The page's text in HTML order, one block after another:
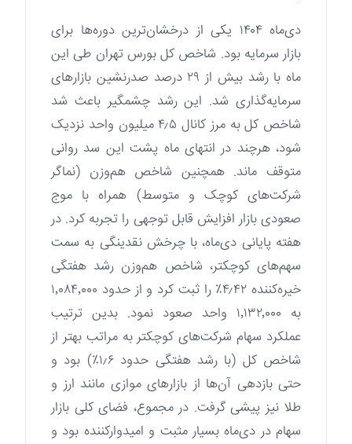
دی‌ماه ۱۴۰۴ یکی از درخشان‌ترین دوره‌ها برای
بازار سرمایه بود. شاخص کل بورس تهران طی این
ماه با رشد بیش از ۲۹ درصد صدرنشین بازارهای
سرمایه‌گذاری شد. این رشد چشمگیر باعث شد
شاخص کل به مرز کانال ۴٫۵ میلیون واحد نزدیک
شود، هرچند در انتهای ماه پشت این سد روانی
متوقف ماند. همچنین شاخص هم‌وزن (نماگر
شرکت‌های کوچک و متوسط) همراه با موج
صعودی بازار افزایش قابل توجهی را تجربه کرد. در
هفته پایانی دی‌ماه، با چرخش نقدینگی به سمت
سهم‌های کوچکتر، شاخص هم‌وزن رشد هفتگی
خیره‌کننده ۴٫۴۲٪ را ثبت کرد و از حدود ۱٬۰۸۴٬۰۰۰
به ۱٬۱۳۲٬۰۰۰ واحد صعود نمود. بدین ترتیب
عملکرد سهام شرکت‌های کوچکتر به مراتب بهتر از
شاخص کل (با رشد هفتگی حدود ۱٫۶٪) بود و
حتی بازدهی آن‌ها از بازارهای موازی مانند ارز و
طلا نیز پیشی گرفت. در مجموع، فضای کلی بازار
سهام در دی‌ماه بسیار مثبت و امیدوارکننده بود و